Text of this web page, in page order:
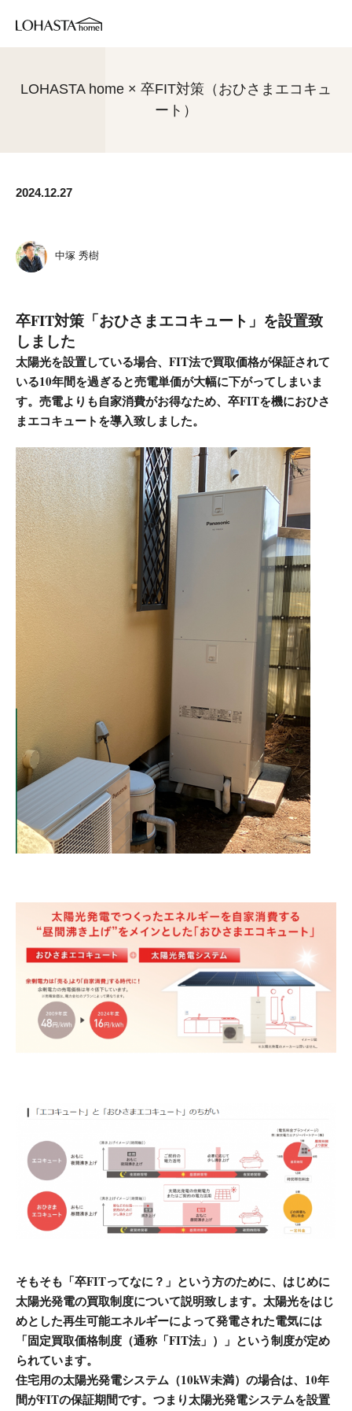
LOHASTA home × 卒FIT対策（おひさまエコキュ
ート）
2024.12.27
中塚 秀樹
卒FIT対策「おひさまエコキュート」を設置致
しました
太陽光を設置している場合、FIT法で買取価格が保証されて
いる10年間を過ぎると売電単価が大幅に下がってしまいま
す。売電よりも自家消費がお得なため、卒FITを機におひさ
まエコキュートを導入致しました。
そもそも「卒FITってなに？」という方のために、はじめに
太陽光発電の買取制度について説明致します。太陽光をはじ
めとした再生可能エネルギーによって発電された電気には
「固定買取価格制度（通称「FIT法」）」という制度が定め
られています。
住宅用の太陽光発電システム（10kW未満）の場合は、10年
間がFITの保証期間です。つまり太陽光発電システムを設置